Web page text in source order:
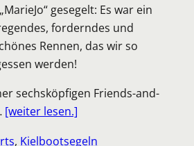
gesegelt: Es war ein
forderndes und
Rennen, das wir so
werden!
sechsköpfigen Friends-and-
[weiter lesen.]
, Kielbootsegeln